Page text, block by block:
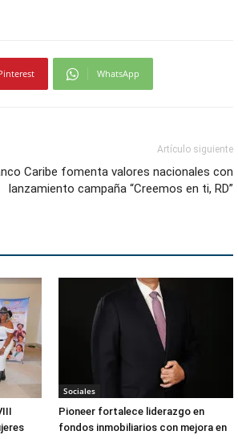
WhatsApp
Artículo siguiente
Caribe fomenta valores nacionales con
lanzamiento campaña “Creemos en ti, RD”
Sociales
Pioneer fortalece liderazgo en
fondos inmobiliarios con mejora en